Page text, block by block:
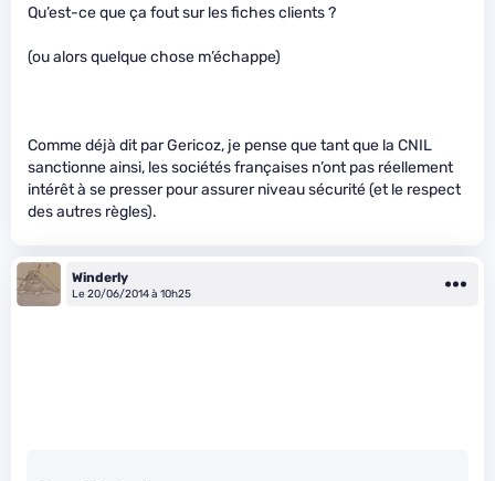
Qu’est-ce que ça fout sur les fiches clients ?
(ou alors quelque chose m’échappe)
Comme déjà dit par Gericoz, je pense que tant que la CNIL
sanctionne ainsi, les sociétés françaises n’ont pas réellement
intérêt à se presser pour assurer niveau sécurité (et le respect
des autres règles).
Winderly
Le 20/06/2014 à 10h25